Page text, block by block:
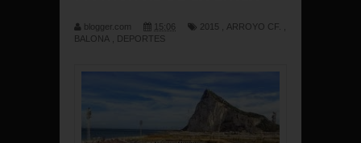
blogger.com 15:06 2015 ARROYO CF.
BALONA
DEPORTES